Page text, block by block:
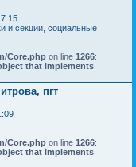
и секции, социальные
Core.php on line 1266:
that implements
пгт
Core.php on line 1266:
that implements